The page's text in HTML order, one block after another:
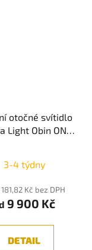
otočné svítidlo
Light Obin ON
3-4 týdny
Kč bez DPH
9 900 Kč
DETAIL